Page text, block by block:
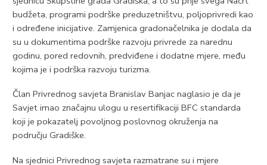
budžeta, programi podrške preduzetništvu, poljoprivredi kao
i određene inicijative. Zamjenica gradonačelnika je dodala da
su u dokumentima podrške razvoju privrede za narednu
godinu, pored redovnih, predviđene i dodatne mjere, među
kojima je i podrška razvoju turizma.
Član Privrednog savjeta Branislav Banjac naglasio je da je
Savjet imao značajnu ulogu u resertifikaciji BFC standarda
koji je pokazatelj povoljnog poslovnog okruženja na
području Gradiške.
Na sjednici Privrednog savjeta razmatrane su i mjere